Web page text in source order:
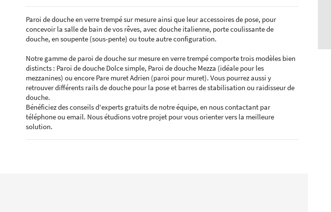
Echantillons de verre emaillé et trempé
Echantillons de verres dépolis laqués
Echantillons de verres laqués
Paroi de douche en verre trempé sur mesure ainsi que leur accessoires de pose, pour
concevoir la salle de bain de vos rêves, avec douche italienne, porte coulissante de
douche, en soupente (sous-pente) ou toute autre configuration.
Notre gamme de paroi de douche sur mesure en verre trempé comporte trois modèles bien
distincts : Paroi de douche Dolce simple, Paroi de douche Mezza (idéale pour les
mezzanines) ou encore Pare muret Adrien (paroi pour muret). Vous pourrez aussi y
retrouver différents rails de douche pour la pose et barres de stabilisation ou raidisseur de
douche.
Bénéficiez des conseils d'experts gratuits de notre équipe, en nous contactant par
téléphone ou email. Nous étudions votre projet pour vous orienter vers la meilleure
solution.